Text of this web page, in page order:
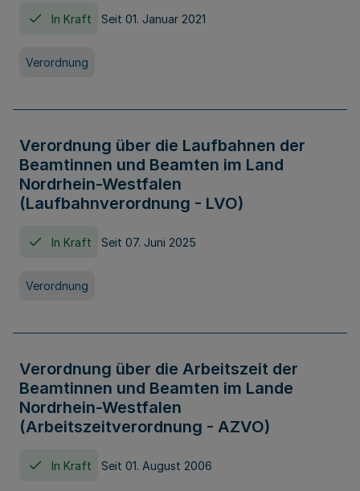
In Kraft Seit 01. Januar 2021
Verordnung
Verordnung über die Laufbahnen der
Beamtinnen und Beamten im Land
Nordrhein-Westfalen
(Laufbahnverordnung - LVO)
In Kraft Seit 07. Juni 2025
Verordnung
Verordnung über die Arbeitszeit der
Beamtinnen und Beamten im Lande
Nordrhein-Westfalen
(Arbeitszeitverordnung - AZVO)
In Kraft Seit 01. August 2006